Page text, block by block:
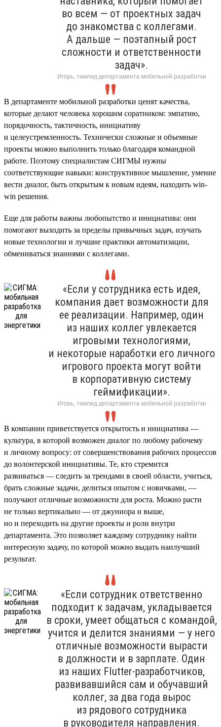
во всем — от проектных задач
до знакомства с коллегами.
А дальше — поэтапный рост
сложности и ответственности
задач».
Игорь, тимлид департамента мобильной разработки
В департаменте мобильной разработки ценят качества,
которые делают человека хорошим соратником: эмпатию,
порядочность, тактичность, инициативу
и целеустремленность. Технически сложные и объемные
проекты можно выполнить только благодаря командной
работе. Поэтому специалистам СИГМЫ нужны
соответствующие навыки: конструктивное мышление, умение
вести диалог, быть открытым к новым идеям, находить win-
win решения.
Еще для работы важны любопытство и инициатива: они
помогают выходить за пределы привычных задач, изучать
новые технологии и лучшие практики автоматизации,
обмениваться знаниями с коллегами.
«Если у сотрудника есть идея,
компания дает возможности для
ее реализации. Например, один
из наших коллег увлекается
игровыми технологиями,
и некоторые наработки его личного
игрового проекта могут войти
в корпоративную систему
геймификации».
Игорь, тимлид департамента мобильной разработки
В компании приветствуется открытость и инициатива —
культура, в которой возможен диалог по любому рабочему
и личному вопросу: от совершенствования рабочих процессов
до волонтерской инициативы. Те, кто стремится
развиваться — следить за трендами в своей области, учиться,
брать сложные задачи, делиться опытом с новичками, —
получают отличные возможности для роста. Можно расти
не только вертикально — от джуниора и выше,
но и переходить на другие проекты и роли внутри
департамента. Это позволяет каждому сотруднику найти
интересную задачу, по которой можно выдать наилучший
результат.
«Если сотрудник ответственно
подходит к задачам, укладывается
в сроки, умеет общаться с командой,
учится и делится знаниями — у него
отличные возможности вырасти
в должности и в зарплате. Один
из наших Flutter-разработчиков,
развивавшийся сам и обучавший
коллег, за два года вырос
из рядового сотрудника
в руководителя направления.